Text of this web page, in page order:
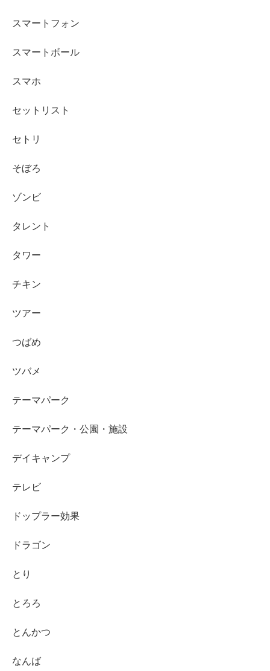
スマートフォン
スマートボール
スマホ
セットリスト
セトリ
そぼろ
ゾンビ
タレント
タワー
チキン
ツアー
つばめ
ツバメ
テーマパーク
テーマパーク・公園・施設
デイキャンプ
テレビ
ドップラー効果
ドラゴン
とり
とろろ
とんかつ
なんば